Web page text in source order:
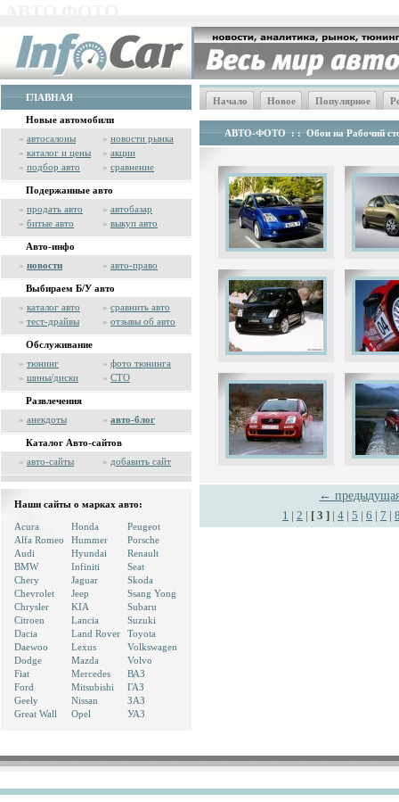
ГЛАВНАЯ
Новые автомобили
» автосалоны » новости рынка
» каталог и цены » акции
» подбор авто » сравнение
Подержанные авто
» продать авто » автобазар
» битые авто » выкуп авто
Авто-инфо
» новости » авто-право
Выбираем Б/У авто
» каталог авто » сравнить авто
» тест-драйвы » отзывы об авто
Обслуживание
» тюнинг » фото тюнинга
» шины/диски » СТО
Развлечения
» анекдоты » авто-блог
Каталог Авто-сайтов
» авто-сайты » добавить сайт
Наши сайты о марках авто:
Acura
Alfa Romeo
Audi
BMW
Chery
Chevrolet
Chrysler
Citroen
Dacia
Daewoo
Dodge
Fiat
Ford
Geely
Great Wall
Honda
Hummer
Hyundai
Infiniti
Jaguar
Jeep
KIA
Lancia
Land Rover
Lexus
Mazda
Mercedes
Mitsubishi
Nissan
Opel
Peugeot
Porsche
Renault
Seat
Skoda
Ssang Yong
Subaru
Suzuki
Toyota
Volkswagen
Volvo
ВАЗ
ГАЗ
ЗАЗ
УАЗ
Начало Новое Популярное
АВТО-ФОТО : : Обои на Рабочий
←
1 | 2 | [ 3 ] | 4 | 5 | 6 | 7 |